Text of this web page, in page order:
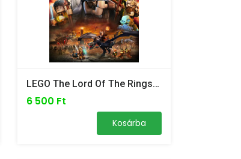
LEGO The Lord Of The Rings - PC
6 500 Ft
Kosárba